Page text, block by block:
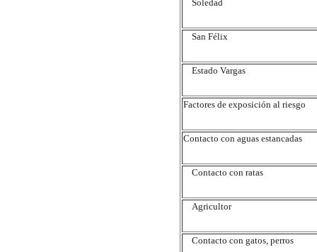
Soledad
San Félix
Estado Vargas
Factores de exposición al riesgo
Contacto con aguas estancadas
Contacto con ratas
Agricultor
Contacto con gatos, perros